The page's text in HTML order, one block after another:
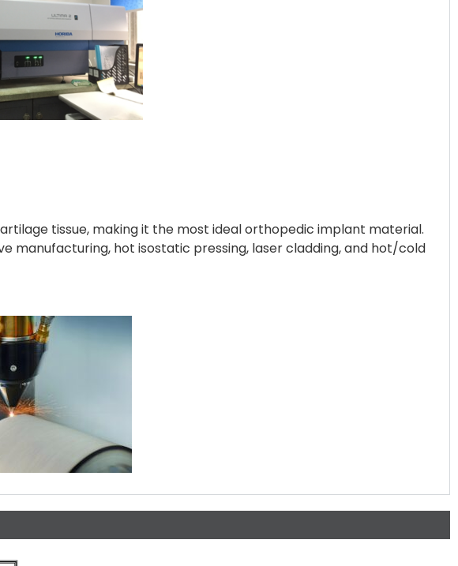
tissue, making it the most ideal orthopedic implant material.
manufacturing, hot isostatic pressing, laser cladding, and hot/cold